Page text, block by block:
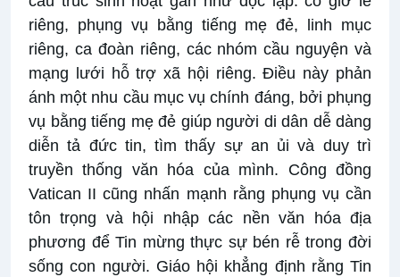
riêng, phụng vụ bằng tiếng mẹ đẻ, linh mục
riêng, ca đoàn riêng, các nhóm cầu nguyện và
mạng lưới hỗ trợ xã hội riêng. Điều này phản
ánh một nhu cầu mục vụ chính đáng, bởi phụng
vụ bằng tiếng mẹ đẻ giúp người di dân dễ dàng
diễn tả đức tin, tìm thấy sự an ủi và duy trì
truyền thống văn hóa của mình. Công đồng
Vatican II cũng nhấn mạnh rằng phụng vụ cần
tôn trọng và hội nhập các nền văn hóa địa
phương để Tin mừng thực sự bén rễ trong đời
sống con người. Giáo hội khẳng định rằng Tin